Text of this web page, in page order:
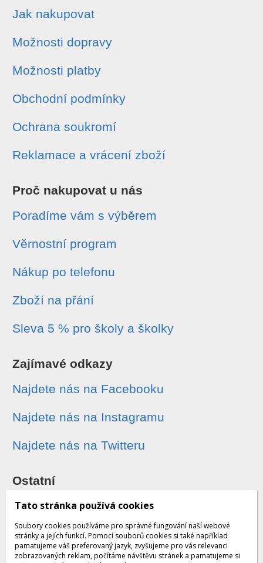
Jak nakupovat
Možnosti dopravy
Možnosti platby
Obchodní podmínky
Ochrana soukromí
Reklamace a vrácení zboží
Proč nakupovat u nás
Poradíme vám s výběrem
Věrnostní program
Nákup po telefonu
Zboží na přání
Sleva 5 % pro školy a školky
Zajímavé odkazy
Najdete nás na Facebooku
Najdete nás na Instagramu
Najdete nás na Twitteru
Ostatní
Sledování zásilek
Dárkové poukazy
Tato stránka používá cookies
Soubory cookies používáme pro správné fungování naší webové
stránky a jejích funkcí. Pomocí souborů cookies si také například
pamatujeme váš preferovaný jazyk, zvyšujeme pro vás relevanci
zobrazovaných reklam, počítáme návštěvu stránek a pamatujeme si